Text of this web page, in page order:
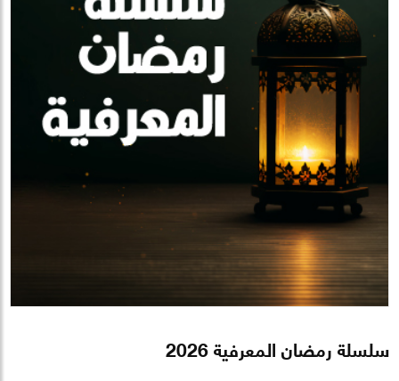
سلسلة رمضان المعرفية 2026